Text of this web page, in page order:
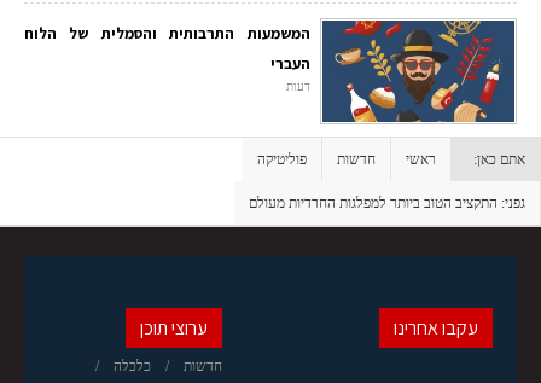
המשמעות התרבותית והסמלית של הלוח
העברי
דעות
אתם כאן: ראשי חדשות פוליטיקה
גפני: התקציב הטוב ביותר למפלגות החרדיות מעולם
ערוצי תוכן
חדשות כלכלה
עקבו אחרינו